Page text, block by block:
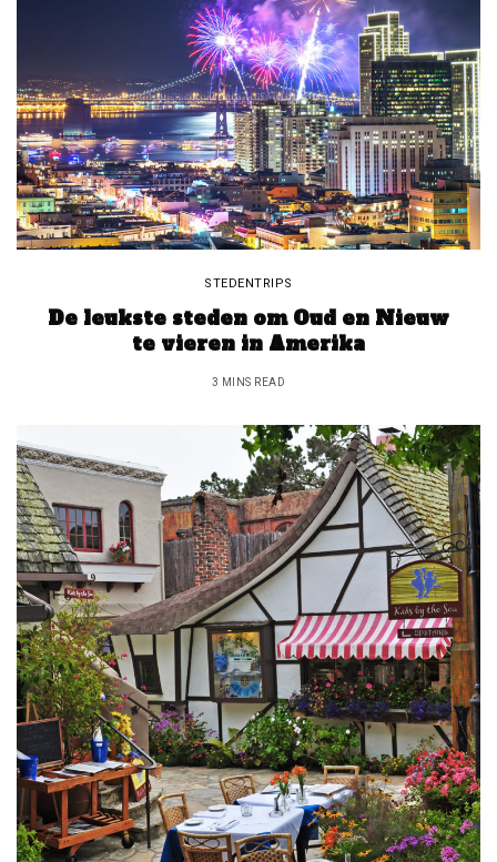
STEDENTRIPS
De leukste steden om Oud en Nieuw
te vieren in Amerika
3 MINS READ